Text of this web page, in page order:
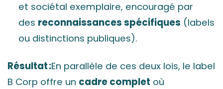
et sociétal exemplaire, encouragé par
des reconnaissances spécifiques (labels
ou distinctions publiques).
Résultat :En parallèle de ces deux lois, le label
B Corp offre un cadre complet où